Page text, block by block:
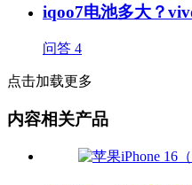
iqoo7电池多大？
问答 4
点击加载更多
内容相关产品